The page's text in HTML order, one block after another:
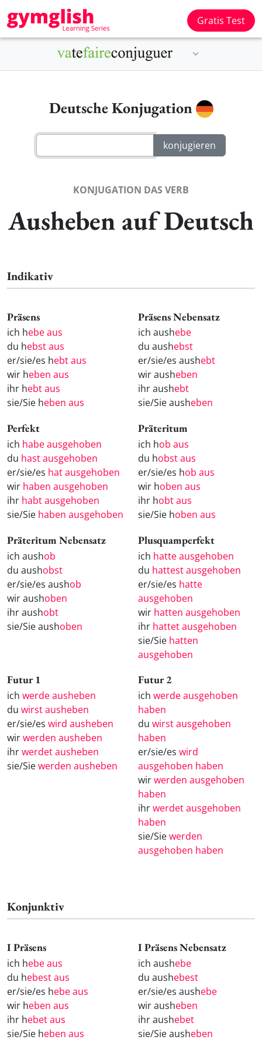
Gratis Test
Deutsche Konjugation
KONJUGATION DAS VERB
Ausheben auf Deutsch
Indikativ
Präsens
ich hebe aus
du hebst aus
er/sie/es hebt aus
wir heben aus
ihr hebt aus
sie/Sie heben aus
Präsens Nebensatz
ich aushebe
du aushebst
er/sie/es aushebt
wir ausheben
ihr aushebt
sie/Sie ausheben
Perfekt
ich habe ausgehoben
du hast ausgehoben
er/sie/es hat ausgehoben
wir haben ausgehoben
ihr habt ausgehoben
sie/Sie haben ausgehoben
Präteritum
ich hob aus
du hobst aus
er/sie/es hob aus
wir hoben aus
ihr hobt aus
sie/Sie hoben aus
Präteritum Nebensatz
ich aushob
du aushobst
er/sie/es aushob
wir aushoben
ihr aushobt
sie/Sie aushoben
Plusquamperfekt
ich hatte ausgehoben
du hattest ausgehoben
er/sie/es hatte
ausgehoben
wir hatten ausgehoben
ihr hattet ausgehoben
sie/Sie hatten
ausgehoben
Futur 1
ich werde ausheben
du wirst ausheben
er/sie/es wird ausheben
wirwerden ausheben
ihrwerdet ausheben
sie/Siewerden ausheben
Futur 2
ich werde ausgehoben
haben
du wirst ausgehoben
haben
er/sie/es wird
ausgehoben haben
wirwerden ausgehoben
haben
ihrwerdet ausgehoben
haben
sie/Siewerden
ausgehoben haben
Konjunktiv
I Präsens
ich hebe aus
du hebest aus
er/sie/es hebe aus
wir heben aus
ihr hebet aus
sie/Sie heben aus
I Präsens Nebensatz
ich aushebe
du aushebest
er/sie/es aushebe
wir ausheben
ihr aushebet
sie/Sie ausheben